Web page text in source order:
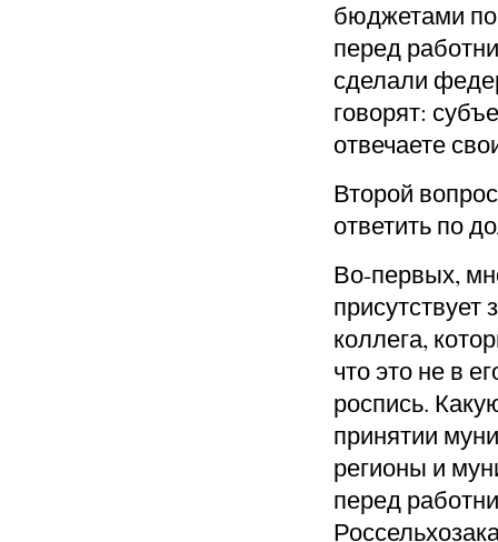
бюджетами
перед
сделали
говорят:
отвечаете св
Второй
ответить по
Во-первых,
коллега,
что это не в
роспись.
принятии муни
регионы и
перед
Россель